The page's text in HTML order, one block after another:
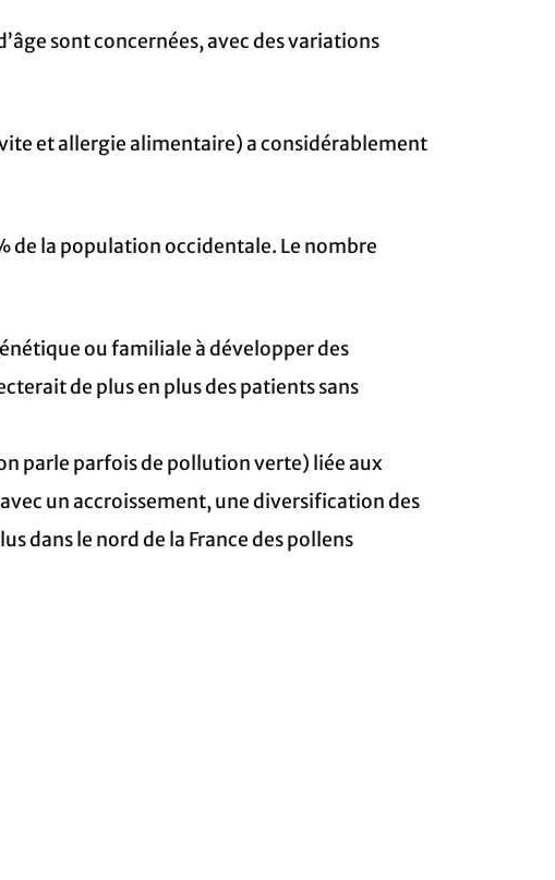
sont concernées, avec des variations
et allergie alimentaire) a considérablement
de la population occidentale. Le nombre
ou familiale à développer des
de plus en plus des patients sans
parle parfois de pollution verte) liée aux
un accroissement, une diversification des
dans le nord de la France des pollens